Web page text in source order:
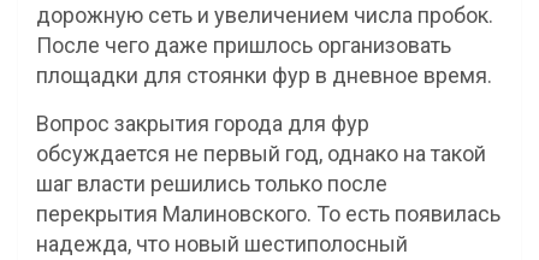
дорожную сеть и увеличением числа пробок.
После чего даже пришлось организовать
площадки для стоянки фур в дневное время.
Вопрос закрытия города для фур
обсуждается не первый год, однако на такой
шаг власти решились только после
перекрытия Малиновского. То есть появилась
надежда, что новый шестиполосный